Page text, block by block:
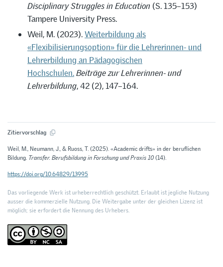
Disciplinary Struggles in Education (S. 135–153)
Tampere University Press.
Weil, M. (2023).Weiterbildung als
«Flexibilisierungsoption» für die Lehrerinnen- und
Lehrerbildung an Pädagogischen
Hochschulen.Beiträge zur Lehrerinnen- und
Lehrerbildung, 42 (2), 147–164.
Zitiervorschlag
Weil, M., Neumann, J., & Ruoss, T. (2025). «Academic drifts» in der beruflichen
Bildung. Transfer. Berufsbildung in Forschung und Praxis 10(14).
https://doi.org/10.64829/13995
Das vorliegende Werk ist urheberrechtlich geschützt. Erlaubt ist jegliche Nutzung
ausser die kommerzielle Nutzung. Die Weitergabe unter der gleichen Lizenz ist
möglich; sie erfordert die Nennung des Urhebers.